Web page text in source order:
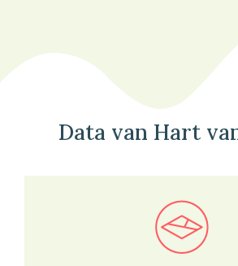
Data van Hart
Bekijk in onze